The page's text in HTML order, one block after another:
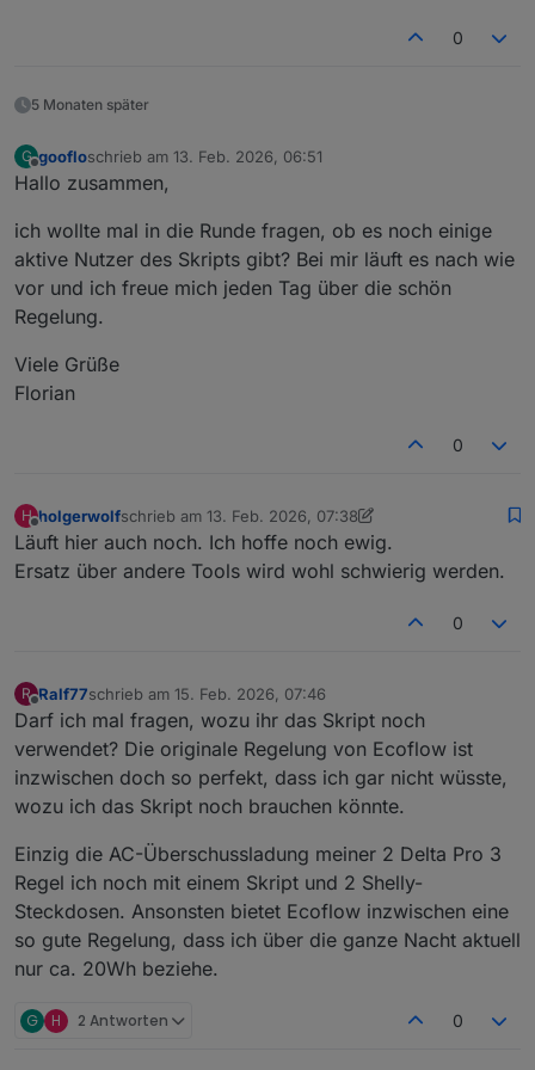
0
5 Monaten später
G
Offline
goofloschrieb am 13. Feb. 2026, 06:51
zuletzt editiert von
Hallo zusammen,
ich wollte mal in die Runde fragen, ob es noch einige
aktive Nutzer des Skripts gibt? Bei mir läuft es nach wie
vor und ich freue mich jeden Tag über die schön
Regelung.
Viele Grüße
Florian
0
H
Offline
holgerwolfschrieb am 13. Feb. 2026, 07:38
zuletzt editiert von holgerwolf
Läuft hier auch noch. Ich hoffe noch ewig.
Ersatz über andere Tools wird wohl schwierig werden.
0
R
Offline
Ralf77schrieb am 15. Feb. 2026, 07:46
zuletzt editiert von
Darf ich mal fragen, wozu ihr das Skript noch
verwendet? Die originale Regelung von Ecoflow ist
inzwischen doch so perfekt, dass ich gar nicht wüsste,
wozu ich das Skript noch brauchen könnte.
Einzig die AC-Überschussladung meiner 2 Delta Pro 3
Regel ich noch mit einem Skript und 2 Shelly-
Steckdosen. Ansonsten bietet Ecoflow inzwischen eine
so gute Regelung, dass ich über die ganze Nacht aktuell
nur ca. 20Wh beziehe.
G H 2 Antworten 0